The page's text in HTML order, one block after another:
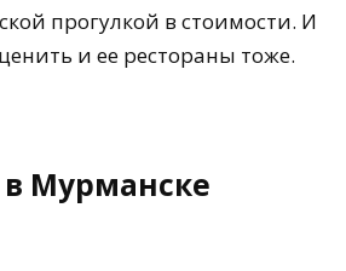
прогулкой в стоимости. И
и ее рестораны тоже.
в Мурманске